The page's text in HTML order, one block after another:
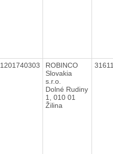
1201740303
ROBINCO
Slovakia
s.r.o.
Dolné Rudiny
1, 010 01
Žilina